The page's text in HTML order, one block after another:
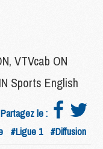
VTVcab ON
Sports English
le :
#Ligue 1 #Diffusion